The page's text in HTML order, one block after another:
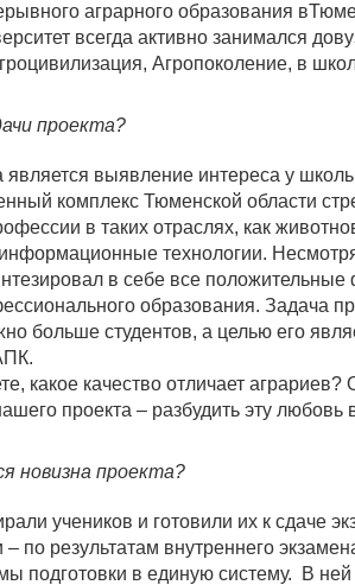
аграрного образования
всегда активно занимался
Агропоколение, в
проекта?
является выявление интереса у
комплекс Тюменской области
в таких отраслях, как
технологии.
в себе все
образования. Задача
больше студентов, а целью его
какое качество отличает
проекта – разбудить эту
новизна проекта?
учеников и готовили их к сдаче
по результатам внутреннего
подготовки в единую систему. В